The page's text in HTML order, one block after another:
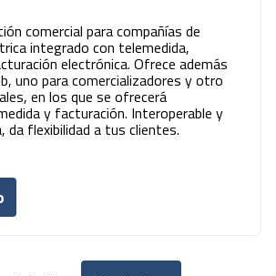
comercial para compañías de
integrado con telemedida,
electrónica. Ofrece además
uno para comercializadores y otro
en los que se ofrecerá
y facturación. Interoperable y
flexibilidad a tus clientes.